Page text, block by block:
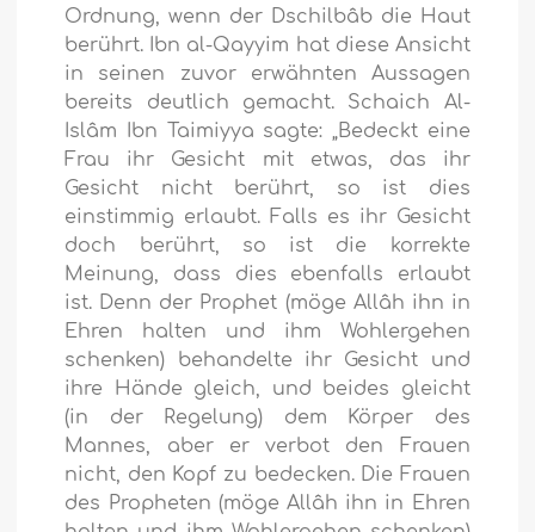
Ordnung, wenn der Dschilbâb die Haut
berührt. Ibn al-Qayyim hat diese Ansicht
in seinen zuvor erwähnten Aussagen
bereits deutlich gemacht. Schaich Al-
Islâm Ibn Taimiyya sagte: „Bedeckt eine
Frau ihr Gesicht mit etwas, das ihr
Gesicht nicht berührt, so ist dies
einstimmig erlaubt. Falls es ihr Gesicht
doch berührt, so ist die korrekte
Meinung, dass dies ebenfalls erlaubt
ist. Denn der Prophet (möge Allâh ihn in
Ehren halten und ihm Wohlergehen
schenken) behandelte ihr Gesicht und
ihre Hände gleich, und beides gleicht
(in der Regelung) dem Körper des
Mannes, aber er verbot den Frauen
nicht, den Kopf zu bedecken. Die Frauen
des Propheten (möge Allâh ihn in Ehren